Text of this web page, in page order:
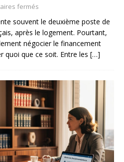
fermés
souvent le deuxième poste de
après le logement. Pourtant,
négocier le financement
quoi que ce soit. Entre les […]